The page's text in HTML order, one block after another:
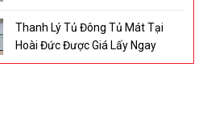
Thanh Lý Tủ Đông Tủ Mát Tại
Hoài Đức Được Giá Lấy Ngay